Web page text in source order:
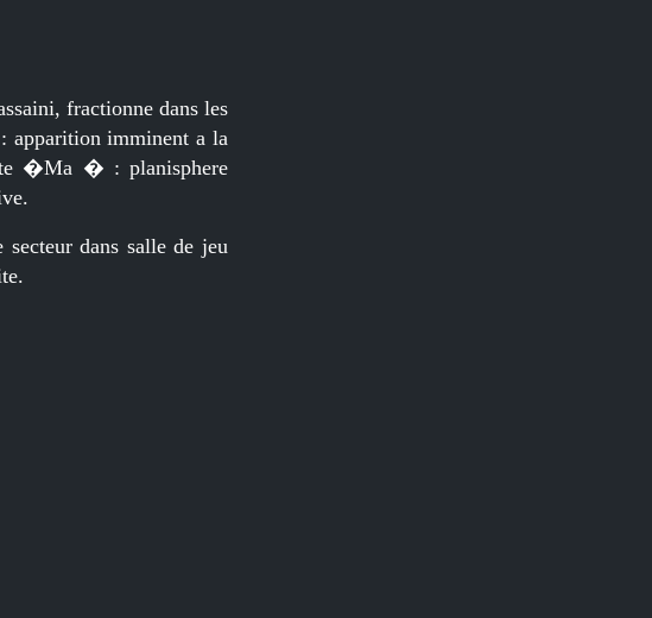
fractionne dans les
apparition imminent a la
�Ma � : planisphere
dans salle de jeu